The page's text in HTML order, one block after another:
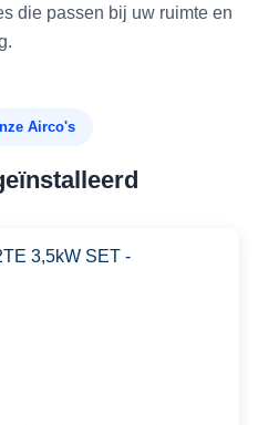
die passen bij uw ruimte en
Airco's